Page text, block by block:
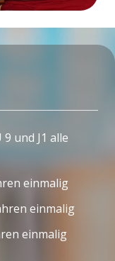
und J1 alle
einmalig
einmalig
einmalig